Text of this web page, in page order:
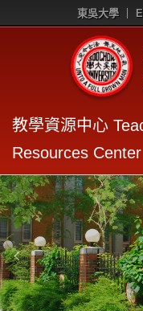
東吳大學
教學資源中心
Resources Center